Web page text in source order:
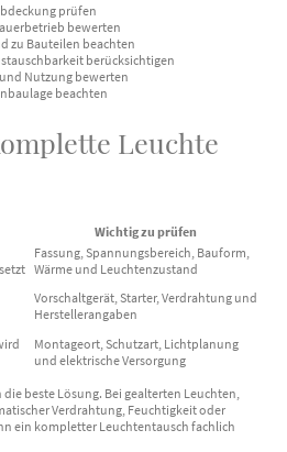
prüfen
bewerten
zu Bauteilen beachten
berücksichtigen
Nutzung bewerten
beachten
Leuchte
Wichtig zu prüfen
Fassung, Spannungsbereich, Bauform,
Wärme und Leuchtenzustand
Vorschaltgerät, Starter, Verdrahtung und
Herstellerangaben
Montageort, Schutzart, Lichtplanung
und elektrische Versorgung
beste Lösung. Bei gealterten Leuchten,
Verdrahtung, Feuchtigkeit oder
ein kompletter Leuchtentausch fachlich